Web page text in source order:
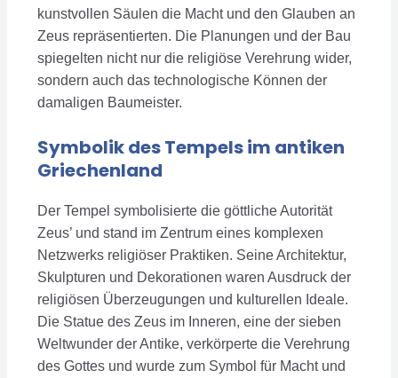
kunstvollen Säulen die Macht und den Glauben an
Zeus repräsentierten. Die Planungen und der Bau
spiegelten nicht nur die religiöse Verehrung wider,
sondern auch das technologische Können der
damaligen Baumeister.
Symbolik des Tempels im antiken
Griechenland
Der Tempel symbolisierte die göttliche Autorität
Zeus’ und stand im Zentrum eines komplexen
Netzwerks religiöser Praktiken. Seine Architektur,
Skulpturen und Dekorationen waren Ausdruck der
religiösen Überzeugungen und kulturellen Ideale.
Die Statue des Zeus im Inneren, eine der sieben
Weltwunder der Antike, verkörperte die Verehrung
des Gottes und wurde zum Symbol für Macht und